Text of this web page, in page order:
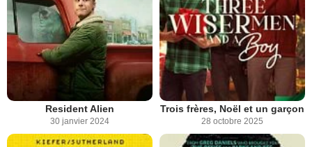
Resident Alien
30 janvier 2024
Trois frères, Noël et un garçon
28 octobre 2025